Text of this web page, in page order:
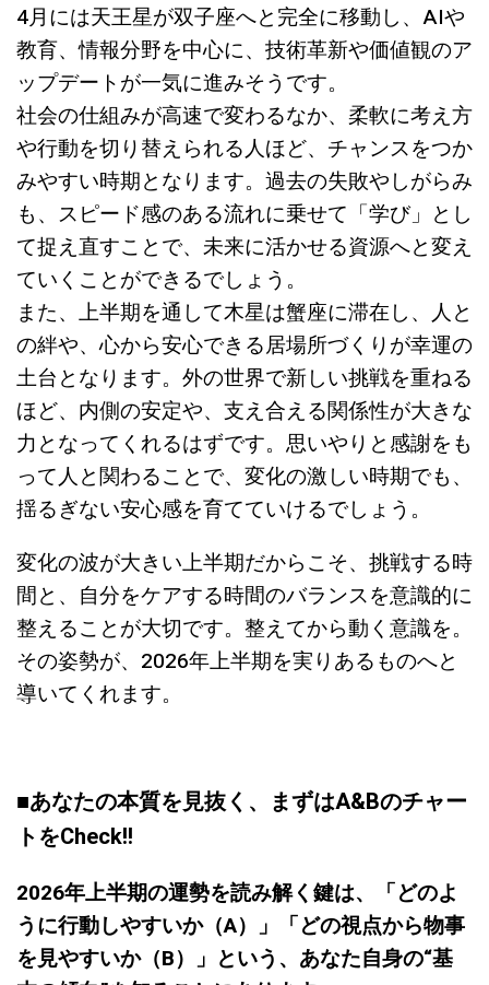
4月には天王星が双子座へと完全に移動し、AIや
教育、情報分野を中心に、技術革新や価値観のア
ップデートが一気に進みそうです。
社会の仕組みが高速で変わるなか、柔軟に考え方
や行動を切り替えられる人ほど、チャンスをつか
みやすい時期となります。過去の失敗やしがらみ
も、スピード感のある流れに乗せて「学び」とし
て捉え直すことで、未来に活かせる資源へと変え
ていくことができるでしょう。
また、上半期を通して木星は蟹座に滞在し、人と
の絆や、心から安心できる居場所づくりが幸運の
土台となります。外の世界で新しい挑戦を重ねる
ほど、内側の安定や、支え合える関係性が大きな
力となってくれるはずです。思いやりと感謝をも
って人と関わることで、変化の激しい時期でも、
揺るぎない安心感を育てていけるでしょう。
変化の波が大きい上半期だからこそ、挑戦する時
間と、自分をケアする時間のバランスを意識的に
整えることが大切です。整えてから動く意識を。
その姿勢が、2026年上半期を実りあるものへと
導いてくれます。
■あなたの本質を見抜く、まずはA&Bのチャー
トをCheck!!
2026年上半期の運勢を読み解く鍵は、「どのよ
うに行動しやすいか（A）」「どの視点から物事
を見やすいか（B）」という、あなた自身の“基